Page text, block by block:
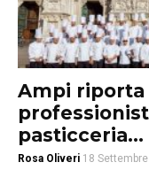
Ampi riporta
pasticceria...
Rosa Oliveri 18